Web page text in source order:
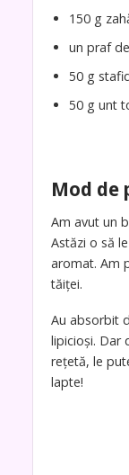
150 g
un praf
50 g
50 g unt
Mod de
Am avut un
Astăzi o să
aromat. Am
tăiței.
Au absorbit
lipicioși. Dar
rețetă, le
lapte!